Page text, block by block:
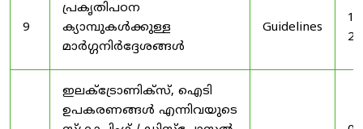
9
പ്രകൃതിപഠന
ക്യാമ്പുകൾക്കുള്ള
മാർഗ്ഗനിർദ്ദേശങ്ങൾ
Guidelines
ഇലക്‌ട്രോണിക്‌സ്, ഐടി
ഉപകരണങ്ങൾ എന്നിവയുടെ